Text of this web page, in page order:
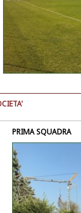
PRIMA SQUADRA